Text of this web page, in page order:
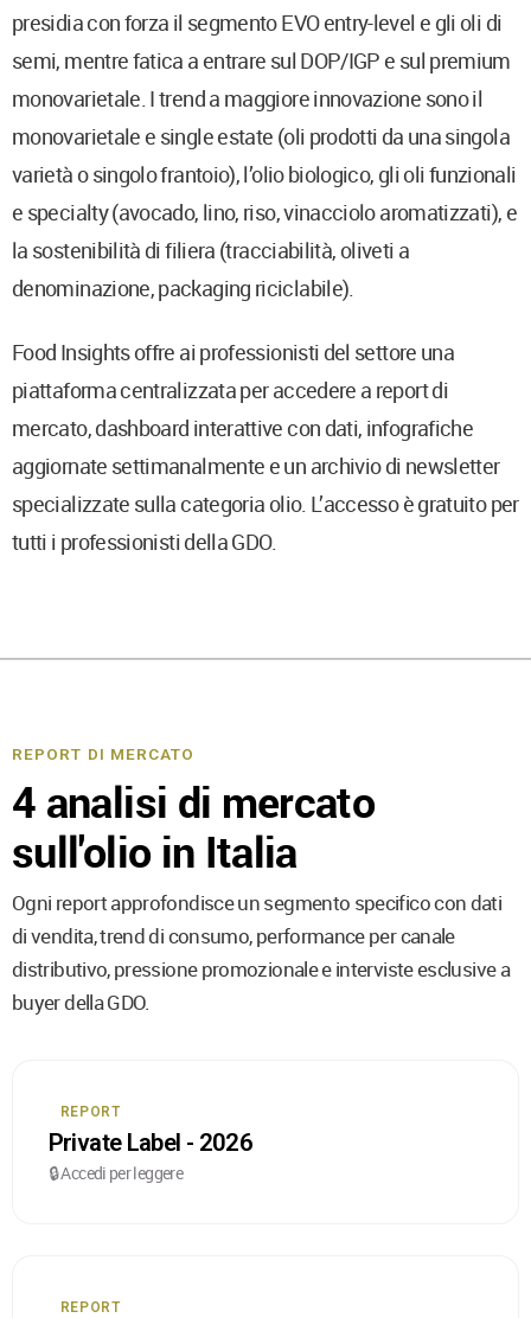
presidia con forza il segmento EVO entry-level e gli oli di
semi, mentre fatica a entrare sul DOP/IGP e sul premium
monovarietale. I trend a maggiore innovazione sono il
monovarietale e single estate (oli prodotti da una singola
varietà o singolo frantoio), l’olio biologico, gli oli funzionali
e specialty (avocado, lino, riso, vinacciolo aromatizzati), e
la sostenibilità di filiera (tracciabilità, oliveti a
denominazione, packaging riciclabile).
Food Insights offre ai professionisti del settore una
piattaforma centralizzata per accedere a report di
mercato, dashboard interattive con dati, infografiche
aggiornate settimanalmente e un archivio di newsletter
specializzate sulla categoria olio. L’accesso è gratuito per
tutti i professionisti della GDO.
REPORT DI MERCATO
4 analisi di mercato
sull'olio in Italia
Ogni report approfondisce un segmento specifico con dati
di vendita, trend di consumo, performance per canale
distributivo, pressione promozionale e interviste esclusive a
buyer della GDO.
REPORT
Private Label - 2026
🔒 Accedi per leggere
REPORT